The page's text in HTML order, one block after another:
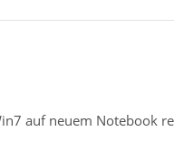
auf neuem Notebook